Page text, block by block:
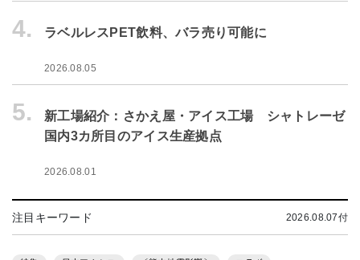
4. ラベルレスPET飲料、バラ売り可能に
2026.08.05
5.
新工場紹介：さかえ屋・アイス工場 シャトレーゼ
国内3カ所目のアイス生産拠点
2026.08.01
注目キーワード 2026.08.07付